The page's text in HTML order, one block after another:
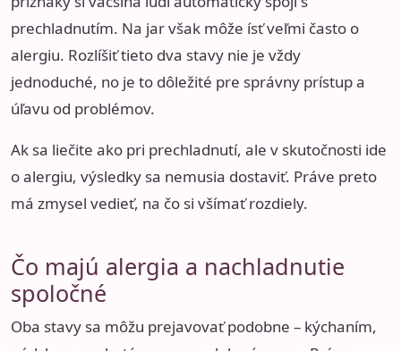
prechladnutím. Na jar však môže ísť veľmi často o
alergiu. Rozlíšiť tieto dva stavy nie je vždy
jednoduché, no je to dôležité pre správny prístup a
úľavu od problémov.
Ak sa liečite ako pri prechladnutí, ale v skutočnosti ide
o alergiu, výsledky sa nemusia dostaviť. Práve preto
má zmysel vedieť, na čo si všímať rozdiely.
Čo majú alergia a nachladnutie
spoločné
Oba stavy sa môžu prejavovať podobne – kýchaním,